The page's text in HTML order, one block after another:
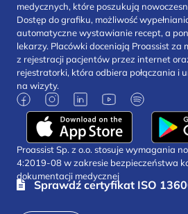
medycznych, które poszukują
Dostęp do grafiku, możliwość
automatyczne wystawianie recept, a
lekarzy. Placówki doceniają Proassist za
z rejestracji pacjentów przez internet
rejestratorki, która odbiera połączania i
na wizyty.
Proassist Sp. z o.o. stosuje wymagania
4:2019-08 w zakresie bezpieczeństwa
dokumentacji medycznej
Sprawdź certyfikat ISO